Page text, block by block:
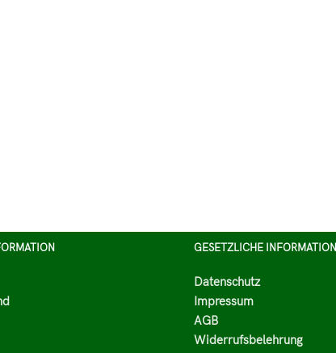
GESETZLICHE INFORMATION
Datenschutz
Impressum
AGB
Widerrufsbelehrung